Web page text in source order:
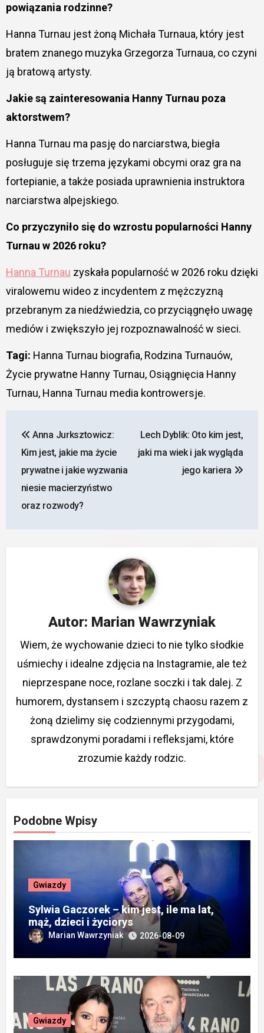
powiązania rodzinne?
Hanna Turnau jest żoną Michała Turnaua, który jest
bratem znanego muzyka Grzegorza Turnaua, co czyni
ją bratową artysty.
Jakie są zainteresowania Hanny Turnau poza
aktorstwem?
Hanna Turnau ma pasję do narciarstwa, biegła
posługuje się trzema językami obcymi oraz gra na
fortepianie, a także posiada uprawnienia instruktora
narciarstwa alpejskiego.
Co przyczyniło się do wzrostu popularności Hanny
Turnau w 2026 roku?
Hanna Turnau zyskała popularność w 2026 roku dzięki
viralowemu wideo z incydentem z mężczyzną
przebranym za niedźwiedzia, co przyciągnęło uwagę
mediów i zwiększyło jej rozpoznawalność w sieci.
Tagi: Hanna Turnau biografia, Rodzina Turnauów,
Życie prywatne Hanny Turnau, Osiągnięcia Hanny
Turnau, Hanna Turnau media kontrowersje.
wpisu
Anna Jurksztowicz:
Kim jest, jakie ma życie
prywatne i jakie wyzwania
niesie macierzyństwo
oraz rozwody?
Lech Dyblik: Oto kim jest,
jaki ma wiek i jak wygląda
jego kariera
Autor: Marian Wawrzyniak
Wiem, że wychowanie dzieci to nie tylko słodkie
uśmiechy i idealne zdjęcia na Instagramie, ale też
nieprzespane noce, rozlane soczki i tak dalej. Z
humorem, dystansem i szczyptą chaosu razem z
żoną dzielimy się codziennymi przygodami,
sprawdzonymi poradami i refleksjami, które
zrozumie każdy rodzic.
Podobne Wpisy
Gwiazdy
Sylwia Gaczorek – kim jest, ile ma lat,
mąż, dzieci i życiorys
Marian Wawrzyniak 2026-08-09
Gwiazdy